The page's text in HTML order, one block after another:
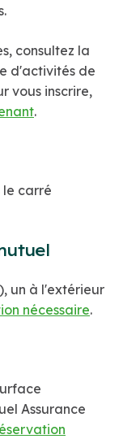
consultez la
d'activités de
vous inscrire,
.
le carré
un à l'extérieur
nécessaire.
Assurance